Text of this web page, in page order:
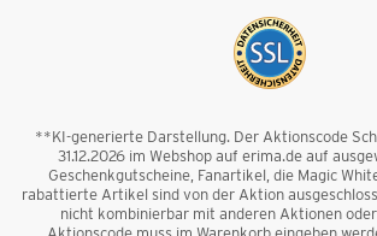
**KI-generierte Darstellung. Der Aktionscode
31.12.2026 im Webshop auf erima.de auf
Geschenkgutscheine, Fanartikel, die Magic
rabattierte Artikel sind von der Aktion
nicht kombinierbar mit anderen Aktionen